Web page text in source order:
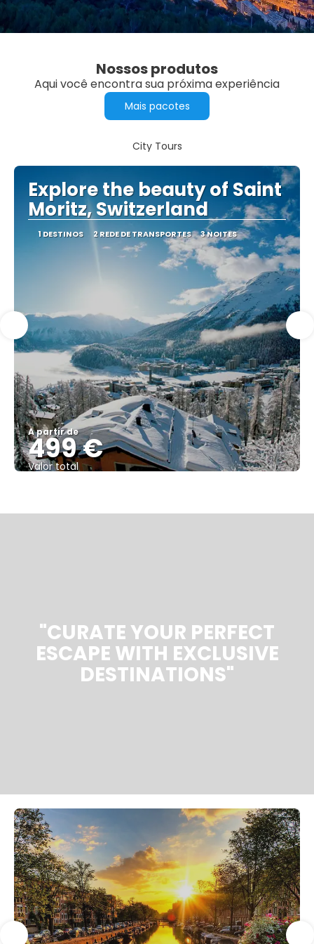
Nossos produtos
Aqui você encontra sua próxima experiência
Mais pacotes
City Tours
Explore the beauty of Saint
Moritz, Switzerland
1 DESTINOS 2 REDE DE TRANSPORTES 3 NOITES
A partir de
499 €
Valor total
"CURATE YOUR PERFECT
ESCAPE WITH EXCLUSIVE
DESTINATIONS"